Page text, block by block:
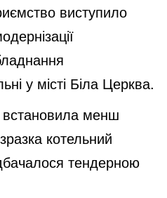
виступило
у місті Біла Церква.
встановила менш
котельний
тендерною